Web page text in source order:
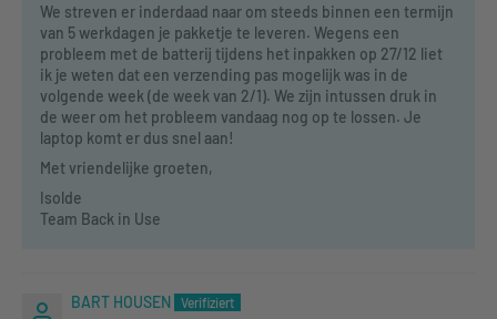
We streven er inderdaad naar om steeds binnen een termijn
van 5 werkdagen je pakketje te leveren. Wegens een
probleem met de batterij tijdens het inpakken op 27/12 liet
ik je weten dat een verzending pas mogelijk was in de
volgende week (de week van 2/1). We zijn intussen druk in
de weer om het probleem vandaag nog op te lossen. Je
laptop komt er dus snel aan!
Met vriendelijke groeten,
Isolde
Team Back in Use
BART HOUSEN